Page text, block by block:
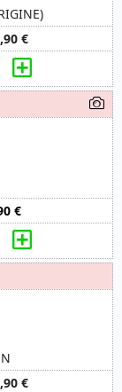
€
€
€